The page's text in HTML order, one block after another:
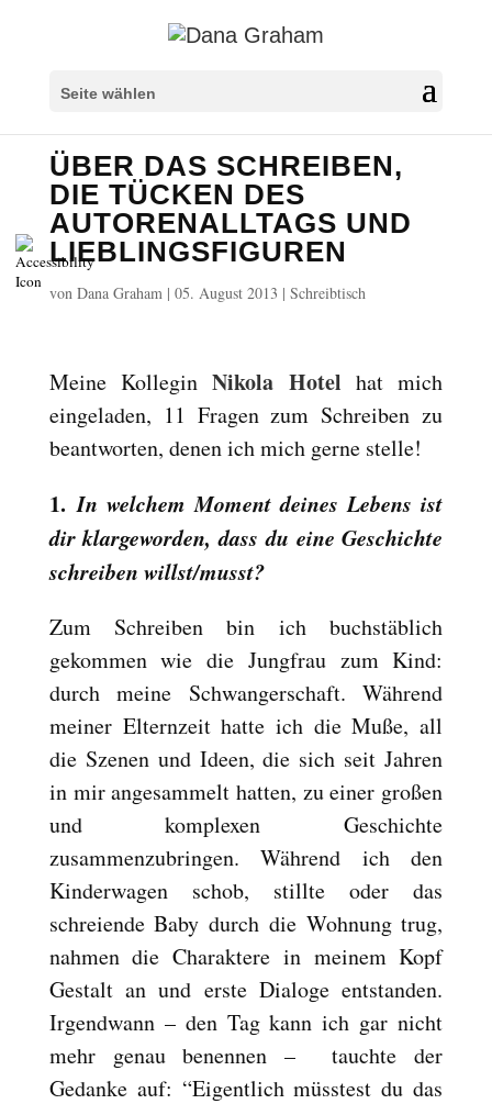
Seite wählen
ÜBER DAS SCHREIBEN,
DIE TÜCKEN DES
AUTORENALLTAGS UND
LIEBLINGSFIGUREN
von Dana Graham| 05. August 2013 | Schreibtisch
Meine KolleginNikola Hotel hat mich
eingeladen, 11 Fragen zum Schreiben zu
beantworten, denen ich mich gerne stelle!
1. In welchem Moment deines Lebens ist
dir klargeworden, dass du eine Geschichte
schreiben willst/musst?
Zum Schreiben bin ich buchstäblich
gekommen wie die Jungfrau zum Kind:
durch meine Schwangerschaft. Während
meiner Elternzeit hatte ich die Muße, all
die Szenen und Ideen, die sich seit Jahren
in mir angesammelt hatten, zu einer großen
und komplexen Geschichte
zusammenzubringen. Während ich den
Kinderwagen schob, stillte oder das
schreiende Baby durch die Wohnung trug,
nahmen die Charaktere in meinem Kopf
Gestalt an und erste Dialoge entstanden.
Irgendwann – den Tag kann ich gar nicht
mehr genau benennen – tauchte der
Gedanke auf: “Eigentlich müsstest du das
Überschriften markieren
settings
zoom_out Herauszoomen
zoom_in Vergrößern
remove_circle_outline Schrift verkleinern
add_circle_outline
brightness_low Dunkler Kontrast
format_underlined Links unterstreichen
Links markieren
Reset
all
options
cached